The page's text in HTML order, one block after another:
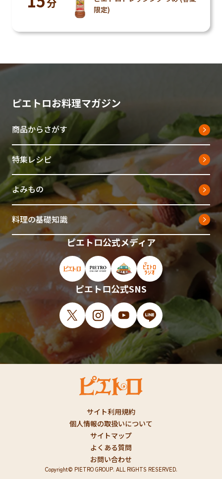
限定)
ピエトロお料理マガジン
商品からさがす
特集レシピ
よみもの
料理の基礎知識
ピエトロ公式メディア
ピエトロ公式サイト（新しいウィンドウで
ピエトロオンラインストア（新しい
ピエトロホームタウン（新
ピエトロラジオ（新
ピエトロ公式SNS
X（新しいウィンドウで開きます）
Instagram（新しいウィンドウで開
YouTube（新しいウィンド
LINE（新しいウィン
サイト利用規約
個人情報の取扱いについて
サイトマップ
よくある質問
お問い合わせ
Copyright© PIETRO GROUP. ALL RIGHTS RESERVED.